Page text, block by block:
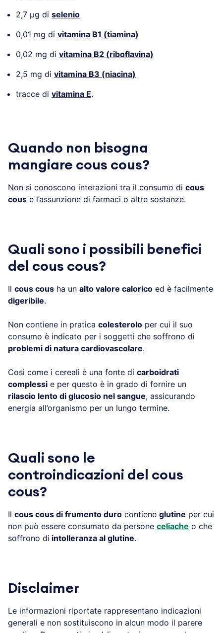
2,7 µg di selenio
0,01 mg di vitamina B1 (tiamina)
0,02 mg di vitamina B2 (riboflavina)
2,5 mg di vitamina B3 (niacina)
tracce di vitamina E.
Quando non bisogna
mangiare cous cous?
Non si conoscono interazioni tra il consumo di cous
cous e l’assunzione di farmaci o altre sostanze.
Quali sono i possibili benefici
del cous cous?
Il cous cous ha un alto valore calorico ed è facilmente
digeribile.
Non contiene in pratica colesterolo per cui il suo
consumo è indicato per i soggetti che soffrono di
problemi di natura cardiovascolare.
Così come i cereali è una fonte di carboidrati
complessi e per questo è in grado di fornire un
rilascio lento di glucosio nel sangue, assicurando
energia all’organismo per un lungo termine.
Quali sono le
controindicazioni del cous
cous?
Il cous cous di frumento duro contiene glutine per cui
non può essere consumato da persone celiache o che
soffrono di intolleranza al glutine.
Disclaimer
Le informazioni riportate rappresentano indicazioni
generali e non sostituiscono in alcun modo il parere